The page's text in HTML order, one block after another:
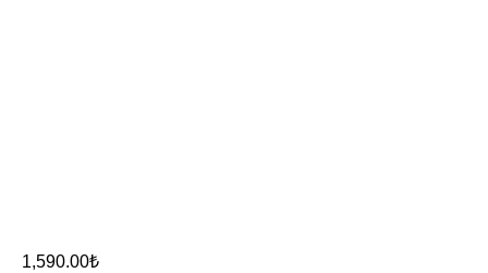
1,590.00₺